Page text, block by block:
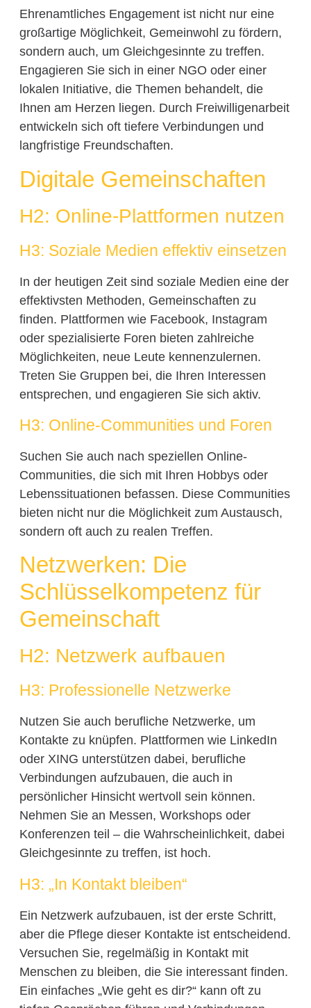
Ehrenamtliches Engagement ist nicht nur eine
großartige Möglichkeit, Gemeinwohl zu fördern,
sondern auch, um Gleichgesinnte zu treffen.
Engagieren Sie sich in einer NGO oder einer
lokalen Initiative, die Themen behandelt, die
Ihnen am Herzen liegen. Durch Freiwilligenarbeit
entwickeln sich oft tiefere Verbindungen und
langfristige Freundschaften.
Digitale Gemeinschaften
H2: Online-Plattformen nutzen
H3: Soziale Medien effektiv einsetzen
In der heutigen Zeit sind soziale Medien eine der
effektivsten Methoden, Gemeinschaften zu
finden. Plattformen wie Facebook, Instagram
oder spezialisierte Foren bieten zahlreiche
Möglichkeiten, neue Leute kennenzulernen.
Treten Sie Gruppen bei, die Ihren Interessen
entsprechen, und engagieren Sie sich aktiv.
H3: Online-Communities und Foren
Suchen Sie auch nach speziellen Online-
Communities, die sich mit Ihren Hobbys oder
Lebenssituationen befassen. Diese Communities
bieten nicht nur die Möglichkeit zum Austausch,
sondern oft auch zu realen Treffen.
Netzwerken: Die
Schlüsselkompetenz für
Gemeinschaft
H2: Netzwerk aufbauen
H3: Professionelle Netzwerke
Nutzen Sie auch berufliche Netzwerke, um
Kontakte zu knüpfen. Plattformen wie LinkedIn
oder XING unterstützen dabei, berufliche
Verbindungen aufzubauen, die auch in
persönlicher Hinsicht wertvoll sein können.
Nehmen Sie an Messen, Workshops oder
Konferenzen teil – die Wahrscheinlichkeit, dabei
Gleichgesinnte zu treffen, ist hoch.
H3: „In Kontakt bleiben“
Ein Netzwerk aufzubauen, ist der erste Schritt,
aber die Pflege dieser Kontakte ist entscheidend.
Versuchen Sie, regelmäßig in Kontakt mit
Menschen zu bleiben, die Sie interessant finden.
Ein einfaches „Wie geht es dir?“ kann oft zu